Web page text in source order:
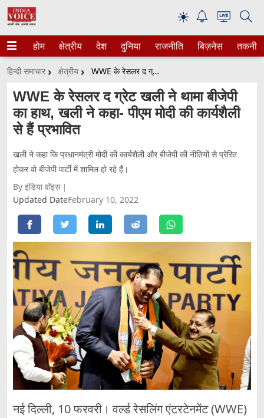
☀
होम क्षेत्रीय देश दुनिया राजनीति बिज़नेस तकनीक
हिन्दी समाचार क्षेत्रीय WWE के रेसलर द ग्रेट खली ने थामा बीजेपी का हाथ, खली ने कहा- पीएम मोदी की कार्यशैली से हैं प्रभावित
WWE के रेसलर द ग्रेट खली ने थामा बीजेपी
का हाथ, खली ने कहा- पीएम मोदी की कार्यशैली
से हैं प्रभावित
खली ने कहा कि प्रधानमंत्री मोदी की कार्यशैली और बीजेपी की नीतियों से प्रेरित
होकर वो बीजेपी पार्टी में शामिल हो रहे हैं।
By इंडिया वॉइस
Updated DateFebruary 10, 2022
नई दिल्ली, 10 फरवरी। वर्ल्ड रेसलिंग एंटरटेनमेंट (WWE)